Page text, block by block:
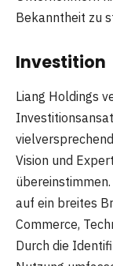
Bekanntheit zu
Investition
Liang Holdings
Vision und
auf ein breites
Commerce,
Durch die